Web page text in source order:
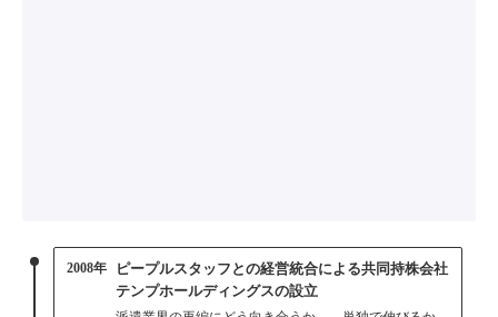
2008年
ピープルスタッフとの経営統合による共同持株会社
テンプホールディングスの設立